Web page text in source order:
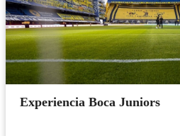
Experiencia Boca Juniors